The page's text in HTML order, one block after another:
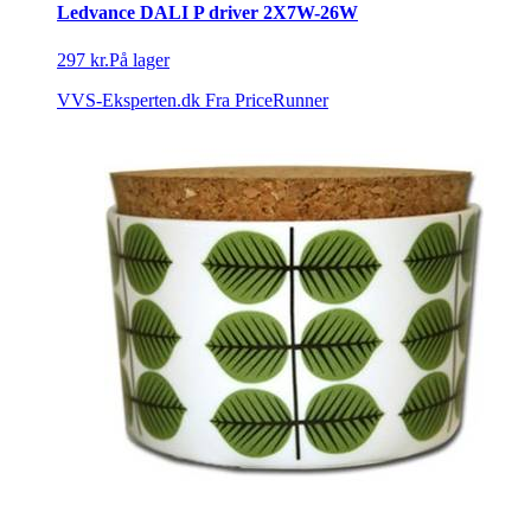
Ledvance DALI P driver 2X7W-26W
297 kr.På lager
VVS-Eksperten.dk Fra PriceRunner